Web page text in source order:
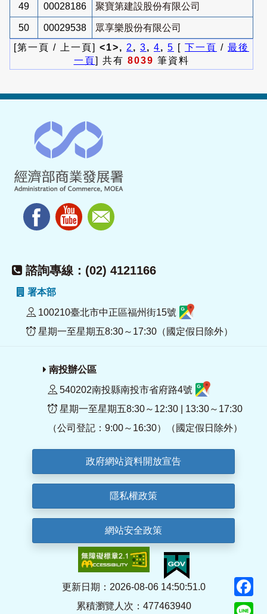
49 00028186 聚寶第建設股份有限公司
50 00029538
眾享樂股份有限公司
[第一頁 / 上一頁] <1>, 2 , 3, 4, 5 [ 下一頁 / 最後
一頁] 共有 8039 筆資料
諮詢專線：(02) 4121166
署本部
100210臺北市中正區福州街15號
星期一至星期五8:30～17:30（國定假日除外）
南投辦公區
540202南投縣南投市省府路4號
星期一至星期五8:30～12:30 | 13:30～17:30
（公司登記：9:00～16:30）（國定假日除外）
政府網站資料開放宣告
隱私權政策
網站安全政策
更新日期：2026-08-06 14:50:51.0
累積瀏覽人次：477463940